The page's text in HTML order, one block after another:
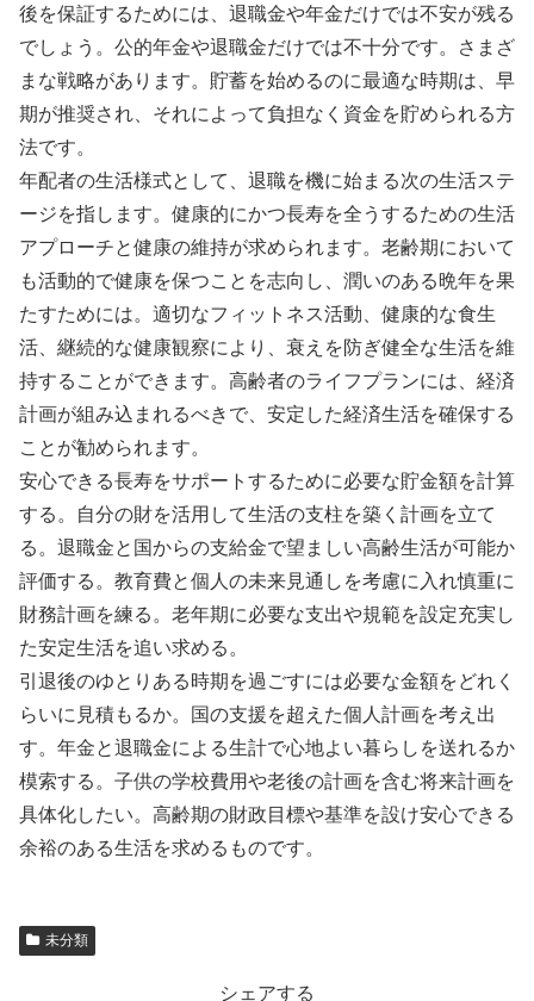
後を保証するためには、退職金や年金だけでは不安が残る
でしょう。公的年金や退職金だけでは不十分です。さまざ
まな戦略があります。貯蓄を始めるのに最適な時期は、早
期が推奨され、それによって負担なく資金を貯められる方
法です。
年配者の生活様式として、退職を機に始まる次の生活ステ
ージを指します。健康的にかつ長寿を全うするための生活
アプローチと健康の維持が求められます。老齢期において
も活動的で健康を保つことを志向し、潤いのある晩年を果
たすためには。適切なフィットネス活動、健康的な食生
活、継続的な健康観察により、衰えを防ぎ健全な生活を維
持することができます。高齢者のライフプランには、経済
計画が組み込まれるべきで、安定した経済生活を確保する
ことが勧められます。
安心できる長寿をサポートするために必要な貯金額を計算
する。自分の財を活用して生活の支柱を築く計画を立て
る。退職金と国からの支給金で望ましい高齢生活が可能か
評価する。教育費と個人の未来見通しを考慮に入れ慎重に
財務計画を練る。老年期に必要な支出や規範を設定充実し
た安定生活を追い求める。
引退後のゆとりある時期を過ごすには必要な金額をどれく
らいに見積もるか。国の支援を超えた個人計画を考え出
す。年金と退職金による生計で心地よい暮らしを送れるか
模索する。子供の学校費用や老後の計画を含む将来計画を
具体化したい。高齢期の財政目標や基準を設け安心できる
余裕のある生活を求めるものです。
未分類
シェアする